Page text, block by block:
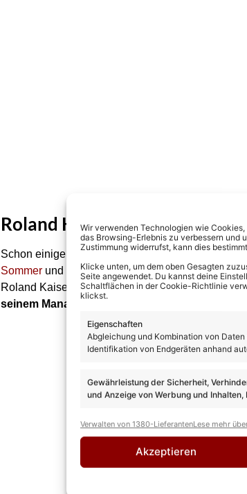
Wir verwenden Technologien wie
das Browsing-Erlebnis zu verbessern und
Zustimmung widerrufst, kann dies
Klicke unten, um dem oben Gesagten
Seite angewendet. Du kannst deine
Schaltflächen in der Cookie-Richtlinie
klickst.
Eigenschaften
Abgleichung und Kombination von
Identifikation von Endgeräten anhand
Gewährleistung der Sicherheit,
und Anzeige von Werbung und
Verwalten von 1380-LieferantenLese mehr
Akzeptieren
Roland Kaisers Tochter
Schon einige Wochen vor diesen
Sommer und Saskia Leppin. Für sie hat sich der
Roland Kaisers Open Air Tour als Supportact
seinem Management Airforce1 getrennt